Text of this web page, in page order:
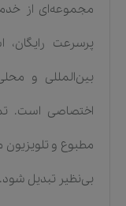
مجموعه‌ای از
پرسرعت رایگان،
اختصاصی است.
مطبوع و
بی‌نظیر تبدیل شود.